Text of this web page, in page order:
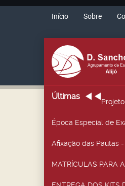
Início Sobre
Últimas
Época Especial de
Afixação das Pautas
MATRÍCULAS PARA